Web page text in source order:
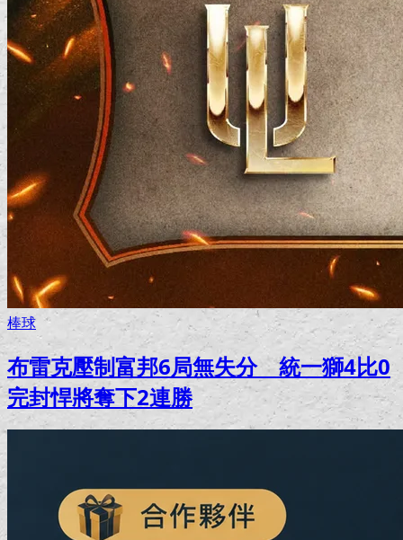
棒球
布雷克壓制富邦6局無失分 統一獅4比0
完封悍將奪下2連勝